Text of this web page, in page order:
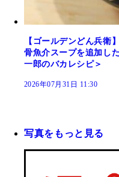
【ゴールデンどん兵
骨魚介スープを追加し
一郎のバカレシピ＞
2026年07月31日 11:30
写真をもっと見る